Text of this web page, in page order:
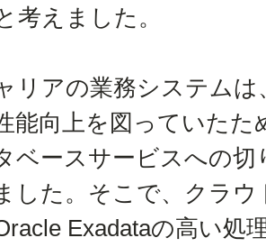
考えました。
リアの業務システムは
能向上を図っていたた
ベースサービスへの
した。そこで、クラ
Exadataの高い処